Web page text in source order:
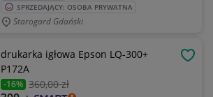
SPRZEDAJĄCY: OSOBA PRYWATNA
Starogard Gdański
drukarka igłowa Epson LQ-300+
P172A
-16% 360,00 zł